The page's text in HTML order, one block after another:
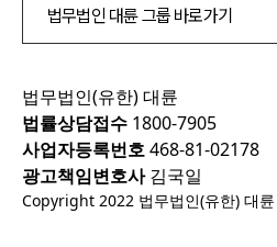
법무법인 대륜 그룹 바로가기
법무법인(유한) 대륜
법률상담접수 1800-7905
사업자등록번호468-81-02178
광고책임변호사김국일
Copyright 2022 법무법인(유한) 대